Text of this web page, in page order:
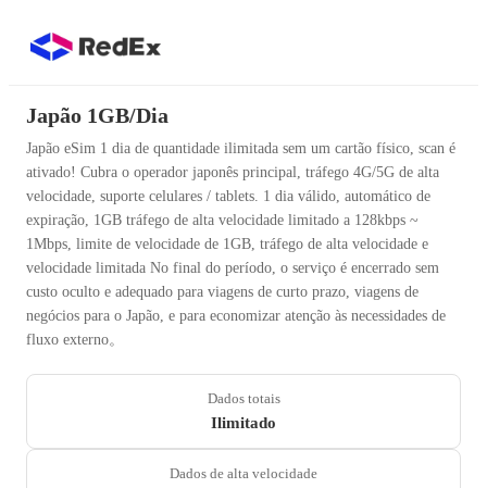
Japão 1GB/Dia
Japão eSim 1 dia de quantidade ilimitada sem um cartão físico, scan é
ativado! Cubra o operador japonês principal, tráfego 4G/5G de alta
velocidade, suporte celulares / tablets. 1 dia válido, automático de
expiração, 1GB tráfego de alta velocidade limitado a 128kbps ~
1Mbps, limite de velocidade de 1GB, tráfego de alta velocidade e
velocidade limitada No final do período, o serviço é encerrado sem
custo oculto e adequado para viagens de curto prazo, viagens de
negócios para o Japão, e para economizar atenção às necessidades de
fluxo externo。
Dados totais
Ilimitado
Dados de alta velocidade